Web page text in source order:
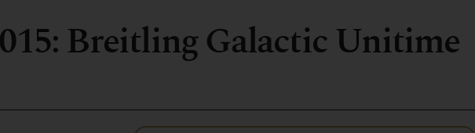
Breitling Galactic Unitime